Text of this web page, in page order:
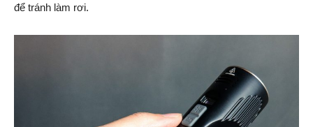
để tránh làm rơi.